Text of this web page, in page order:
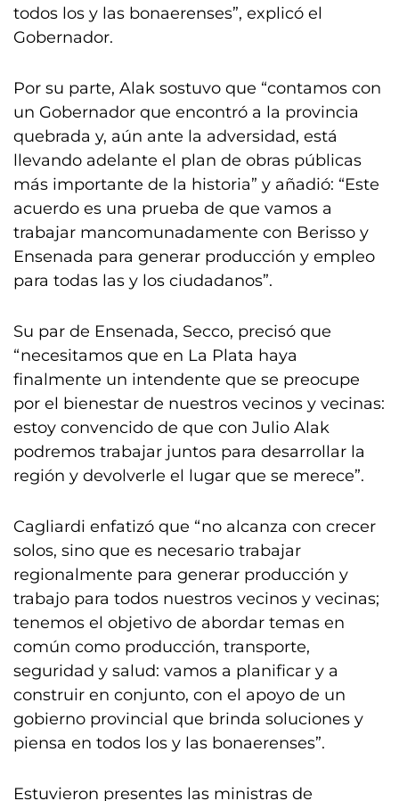
todos los y las bonaerenses”, explicó el
Gobernador.
Por su parte, Alak sostuvo que “contamos con
un Gobernador que encontró a la provincia
quebrada y, aún ante la adversidad, está
llevando adelante el plan de obras públicas
más importante de la historia” y añadió: “Este
acuerdo es una prueba de que vamos a
trabajar mancomunadamente con Berisso y
Ensenada para generar producción y empleo
para todas las y los ciudadanos”.
Su par de Ensenada, Secco, precisó que
“necesitamos que en La Plata haya
finalmente un intendente que se preocupe
por el bienestar de nuestros vecinos y vecinas:
estoy convencido de que con Julio Alak
podremos trabajar juntos para desarrollar la
región y devolverle el lugar que se merece”.
Cagliardi enfatizó que “no alcanza con crecer
solos, sino que es necesario trabajar
regionalmente para generar producción y
trabajo para todos nuestros vecinos y vecinas;
tenemos el objetivo de abordar temas en
común como producción, transporte,
seguridad y salud: vamos a planificar y a
construir en conjunto, con el apoyo de un
gobierno provincial que brinda soluciones y
piensa en todos los y las bonaerenses”.
Estuvieron presentes las ministras de